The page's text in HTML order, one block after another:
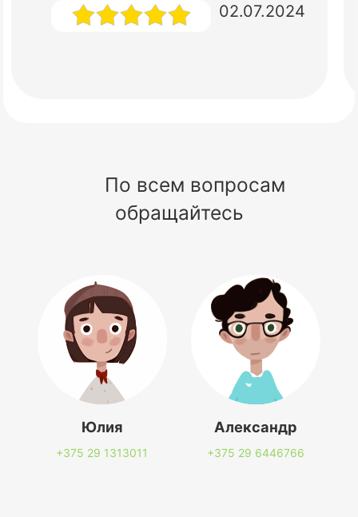
02.07.2024
По всем вопросам
обращайтесь
Юлия
+375 29 1313011
Александр
+375 29 6446766